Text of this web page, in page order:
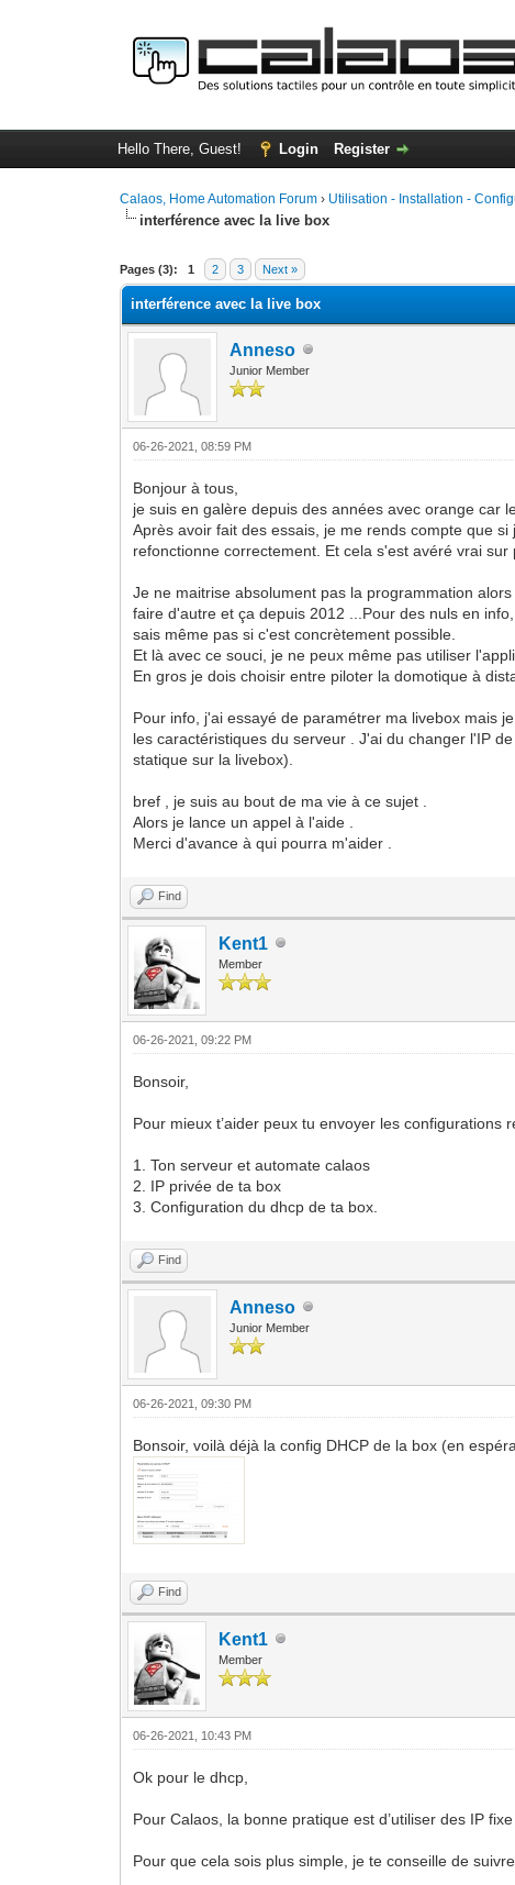
Hello There, Guest! Login Register
Calaos, Home Automation Forum › Utilisation - Installation -
interférence avec la live box
Pages (3): 1 2 3 Next »
0 Vote(s) - 0 Average
1
2
3
4
5
interférence avec la live box
Anneso
Junior Member
06-26-2021, 08:59 PM
Bonjour à tous,
je suis en galère depuis des années avec orange car
Après avoir fait des essais, je me rends compte que
refonctionne correctement. Et cela s'est avéré vrai sur
Je ne maitrise absolument pas la programmation
faire d'autre et ça depuis 2012 ...Pour des nuls en
sais même pas si c'est concrètement possible.
Et là avec ce souci, je ne peux même pas utiliser
En gros je dois choisir entre piloter la domotique à
Pour info, j'ai essayé de paramétrer ma livebox mais
les caractéristiques du serveur . J'ai du changer l'IP
statique sur la livebox).
bref , je suis au bout de ma vie à ce sujet .
Alors je lance un appel à l'aide .
Merci d'avance à qui pourra m'aider .
Find
Kent1
Member
06-26-2021, 09:22 PM
Bonsoir,
Pour mieux t’aider peux tu envoyer les configurations
1. Ton serveur et automate calaos
2. IP privée de ta box
3. Configuration du dhcp de ta box.
Find
Anneso
Junior Member
06-26-2021, 09:30 PM
Bonsoir, voilà déjà la config DHCP de la box (en
Find
Kent1
Member
06-26-2021, 10:43 PM
Ok pour le dhcp,
Pour Calaos, la bonne pratique est d’utiliser des IP
Pour que cela sois plus simple, je te conseille de